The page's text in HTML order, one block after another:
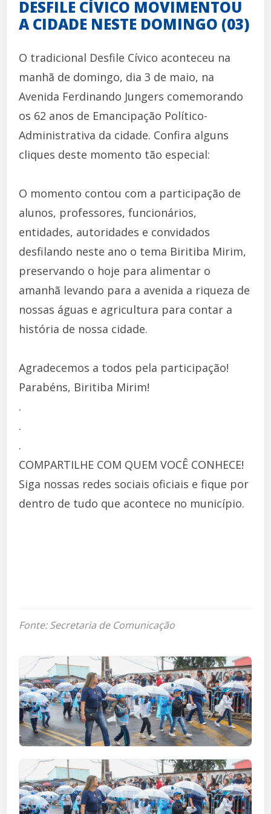
DESFILE CÍVICO MOVIMENTOU
A CIDADE NESTE DOMINGO (03)
O tradicional Desfile Cívico aconteceu na
manhã de domingo, dia 3 de maio, na
Avenida Ferdinando Jungers comemorando
os 62 anos de Emancipação Político-
Administrativa da cidade. Confira alguns
cliques deste momento tão especial:
O momento contou com a participação de
alunos, professores, funcionários,
entidades, autoridades e convidados
desfilando neste ano o tema Biritiba Mirim,
preservando o hoje para alimentar o
amanhã levando para a avenida a riqueza de
nossas águas e agricultura para contar a
história de nossa cidade.
Agradecemos a todos pela participação!
Parabéns, Biritiba Mirim!
.
.
.
COMPARTILHE COM QUEM VOCÊ CONHECE!
Siga nossas redes sociais oficiais e fique por
dentro de tudo que acontece no município.
Fonte: Secretaria de Comunicação